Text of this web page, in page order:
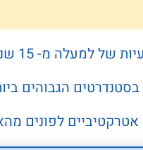
של למעלה מ- 15 שנה.
הגבוהים
אטרקטיביים לפונים